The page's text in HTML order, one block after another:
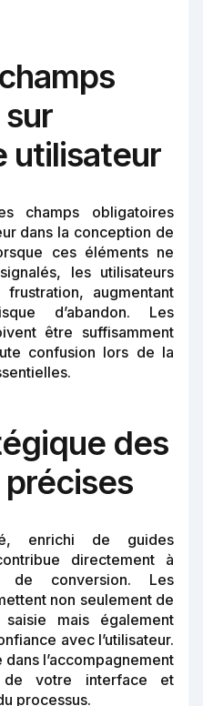
utilisateur
champs obligatoires
dans la conception de
ces éléments ne
les utilisateurs
augmentant
d’abandon. Les
être suffisamment
confusion lors de la
des
enrichi de guides
directement à
de conversion. Les
non seulement de
mais également
avec l’utilisateur.
l’accompagnement
votre interface et
processus.